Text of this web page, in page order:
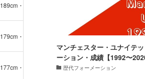
189cm・88kg
179cm・79kg 32試合・5得点
177cm・79kg 6試合・1得点
マンチェスター・ユナイテ
ーション・成績【1992〜
歴代フォーメーション